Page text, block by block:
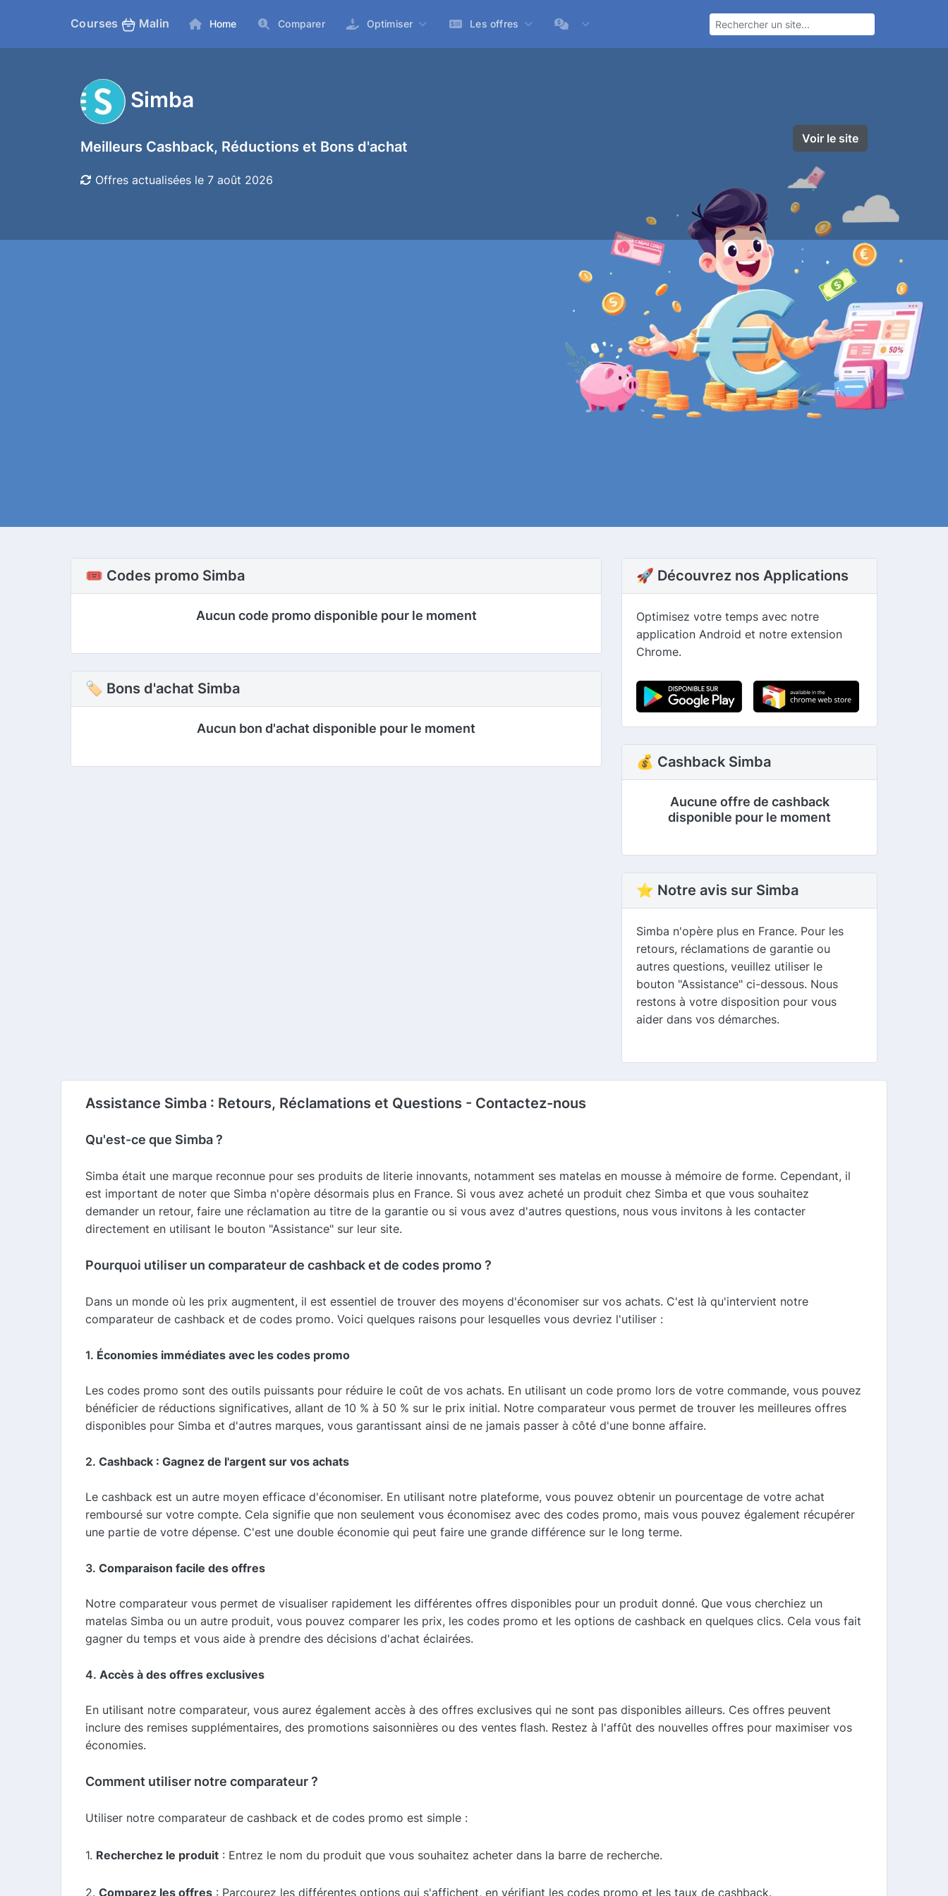
Courses Malin Home Comparer Optimiser Les offres
Simba
Meilleurs Cashback, Réductions et Bons d'achat
Offres actualisées le 7 août 2026
Voir le site
🎟️ Codes promo Simba
Aucun code promo disponible pour le moment
🏷 Bons d'achat Simba
Aucun bon d'achat disponible pour le moment
🚀 Découvrez nos Applications
Optimisez votre temps avec notre
application Android et notre extension
Chrome.
💰 Cashback Simba
Aucune offre de cashback
disponible pour le moment
⭐ Notre avis sur Simba
Simba n'opère plus en France. Pour les
retours, réclamations de garantie ou
autres questions, veuillez utiliser le
bouton "Assistance" ci-dessous. Nous
restons à votre disposition pour vous
aider dans vos démarches.
Assistance Simba : Retours, Réclamations et Questions - Contactez-nous
Qu'est-ce que Simba ?
Simba était une marque reconnue pour ses produits de literie innovants, notamment ses matelas en mousse à mémoire de forme. Cependant, il
est important de noter que Simba n'opère désormais plus en France. Si vous avez acheté un produit chez Simba et que vous souhaitez
demander un retour, faire une réclamation au titre de la garantie ou si vous avez d'autres questions, nous vous invitons à les contacter
directement en utilisant le bouton "Assistance" sur leur site.
Pourquoi utiliser un comparateur de cashback et de codes promo ?
Dans un monde où les prix augmentent, il est essentiel de trouver des moyens d'économiser sur vos achats. C'est là qu'intervient notre
comparateur de cashback et de codes promo. Voici quelques raisons pour lesquelles vous devriez l'utiliser :
1. Économies immédiates avec les codes promo
Les codes promo sont des outils puissants pour réduire le coût de vos achats. En utilisant un code promo lors de votre commande, vous pouvez
bénéficier de réductions significatives, allant de 10 % à 50 % sur le prix initial. Notre comparateur vous permet de trouver les meilleures offres
disponibles pour Simba et d'autres marques, vous garantissant ainsi de ne jamais passer à côté d'une bonne affaire.
2. Cashback : Gagnez de l'argent sur vos achats
Le cashback est un autre moyen efficace d'économiser. En utilisant notre plateforme, vous pouvez obtenir un pourcentage de votre achat
remboursé sur votre compte. Cela signifie que non seulement vous économisez avec des codes promo, mais vous pouvez également récupérer
une partie de votre dépense. C'est une double économie qui peut faire une grande différence sur le long terme.
3. Comparaison facile des offres
Notre comparateur vous permet de visualiser rapidement les différentes offres disponibles pour un produit donné. Que vous cherchiez un
matelas Simba ou un autre produit, vous pouvez comparer les prix, les codes promo et les options de cashback en quelques clics. Cela vous fait
gagner du temps et vous aide à prendre des décisions d'achat éclairées.
4. Accès à des offres exclusives
En utilisant notre comparateur, vous aurez également accès à des offres exclusives qui ne sont pas disponibles ailleurs. Ces offres peuvent
inclure des remises supplémentaires, des promotions saisonnières ou des ventes flash. Restez à l'affût des nouvelles offres pour maximiser vos
économies.
Comment utiliser notre comparateur ?
Utiliser notre comparateur de cashback et de codes promo est simple :
1. Recherchez le produit : Entrez le nom du produit que vous souhaitez acheter dans la barre de recherche.
2. Comparez les offres : Parcourez les différentes options qui s'affichent, en vérifiant les codes promo et les taux de cashback.